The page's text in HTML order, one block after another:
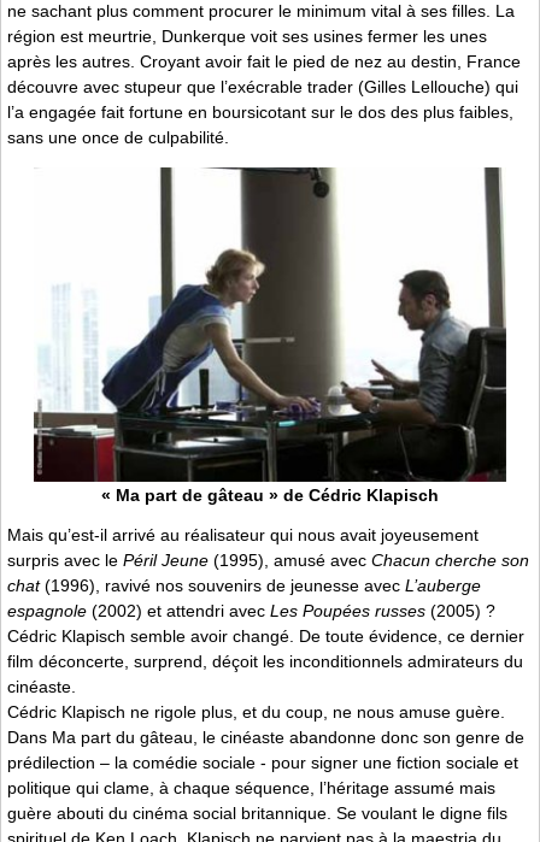
ne sachant plus comment procurer le minimum vital à ses filles. La
région est meurtrie, Dunkerque voit ses usines fermer les unes
après les autres. Croyant avoir fait le pied de nez au destin, France
découvre avec stupeur que l’exécrable trader (Gilles Lellouche) qui
l’a engagée fait fortune en boursicotant sur le dos des plus faibles,
sans une once de culpabilité.
« Ma part de gâteau » de Cédric Klapisch
Mais qu’est-il arrivé au réalisateur qui nous avait joyeusement
surpris avec le Péril Jeune (1995), amusé avec Chacun cherche son
chat(1996), ravivé nos souvenirs de jeunesse avec L’auberge
espagnole (2002) et attendri avec Les Poupées russes (2005) ?
Cédric Klapisch semble avoir changé. De toute évidence, ce dernier
film déconcerte, surprend, déçoit les inconditionnels admirateurs du
cinéaste.
Cédric Klapisch ne rigole plus, et du coup, ne nous amuse guère.
Dans Ma part du gâteau, le cinéaste abandonne donc son genre de
prédilection – la comédie sociale - pour signer une fiction sociale et
politique qui clame, à chaque séquence, l’héritage assumé mais
guère abouti du cinéma social britannique. Se voulant le digne fils